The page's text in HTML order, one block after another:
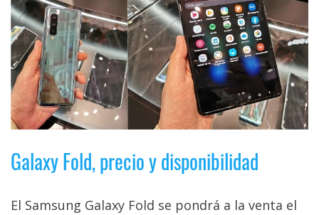
Galaxy Fold, precio y disponibilidad
El Samsung Galaxy Fold se pondrá a la venta el